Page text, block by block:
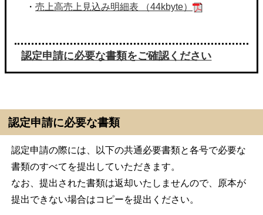
・売上高売上見込み明細表 （44kbyte）
認定申請に必要な書類をご確認ください
認定申請に必要な書類
認定申請の際には、以下の共通必要書類と各号で必要な
書類のすべてを提出していただきます。
なお、提出された書類は返却いたしませんので、原本が
提出できない場合はコピーを提出ください。